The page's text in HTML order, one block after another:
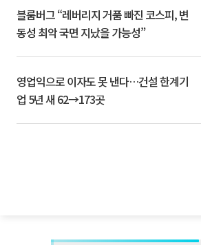
블룸버그 “레버리지 거품 빠진 코스피, 변
동성 최악 국면 지났을 가능성”
영업익으로 이자도 못 낸다…건설 한계기
업 5년 새 62→173곳